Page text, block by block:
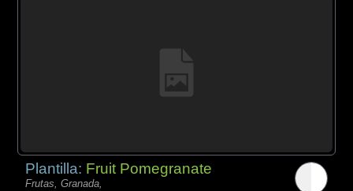
Plantilla: Fruit Pomegranate
Frutas, Granada,